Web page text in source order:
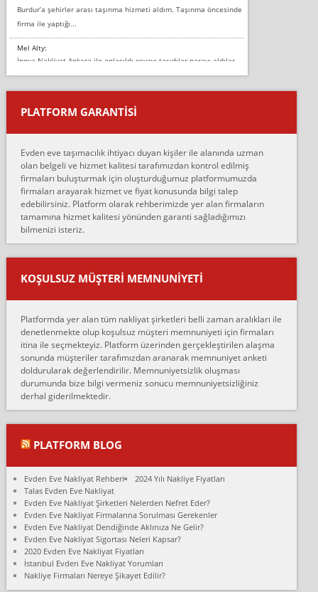
Burdur’a şehirler arası taşınma hizmeti aldım. Taşınma öncesinde
firma ile yaptığı...
Mel Alty:
İnova Nakliyat Ankara ile anlaşıldı eşyayı taşıdılar parayı aldılar.
Salon duvarına bir baktım birisi boydan alüminyum renkli bantı
yapıştırm...
Murat:
çalıştıklarını, müş...
Ahmet:
Lüleburgaz güngünes evden eve naklyat eşyalarımı taşımak için
anlaştık sabah eve geldiklerinde de eşyalarımı düzgün şekilde
sarcaz demelerine r...
mehmet güldü:
Ankara ALİCANLAR NAKLİYAT Tutarsız ve ticari ahlak problemleri
var verdikleri fiyat teklifini arttırdılar. Sonrasında taşıma gününde
oldukça tutarsı...
Ankara Alicanlar naklyat tel 5465524025. 2600 TL'ye ankaradan
Konya ya Alicanlar naklyat la anlaştık bu şahıs evin taşınacağı gün
fiyatın mazoto gele...
Fatih kokmese:
Diyarbakır dan eşyamı getirtmek için anlaştım sözleşme yaptım.
Son anda fiyat artırdılar.. mecburiyetten tasittim.. bu kişiler ağrılı
Ali:
olduk. Asansörlü dediler sonra uraya asansör kurulmaz dediler
fark istediler. ortada asa...
Nimet:
Ben 2021 Ağustos ilk haftası Evimi taşıdım yani İstanbul'un bir
Mahallesi'nden bir başka Mahallesi'ne yani Ümraniye bölgesinde
oturuyorum önceleri ara...
Nimet Köse:
Merhaba ben 2021 Ağustos ilk haftası evimi Ümraniye'den Çok
PLATFORM GARANTİSİ
Evden eve taşımacılık ihtiyacı duyan kişiler ile alanında uzman
olan belgeli ve hizmet kalitesi tarafımızdan kontrol edilmiş
firmaları buluşturmak için oluşturduğumuz platformumuzda
firmaları arayarak hizmet ve fiyat konusunda bilgi talep
edebilirsiniz. Platform olarak rehberimizde yer alan firmaların
tamamına hizmet kalitesi yönünden garanti sağladığımızı
bilmenizi isteriz.
KOŞULSUZ MÜŞTERI MEMNUNIYETI
Platformda yer alan tüm nakliyat şirketleri belli zaman aralıkları ile
denetlenmekte olup koşulsuz müşteri memnuniyeti için firmaları
itina ile seçmekteyiz. Platform üzerinden gerçekleştirilen alaşma
sonunda müşteriler tarafımızdan aranarak memnuniyet anketi
doldurularak değerlendirilir. Memnuniyetsizlik oluşması
durumunda bize bilgi vermeniz sonucu memnuniyetsizliğiniz
derhal giderilmektedir.
PLATFORM BLOG
Evden Eve Nakliyat Rehberi
2024 Yılı Nakliye Fiyatları
Talas Evden Eve Nakliyat
Evden Eve Nakliyat Şirketleri Nelerden Nefret Eder?
Evden Eve Nakliyat Firmalarına Sorulması Gerekenler
Evden Eve Nakliyat Dendiğinde Aklınıza Ne Gelir?
Evden Eve Nakliyat Sigortası Neleri Kapsar?
2020 Evden Eve Nakliyat Fiyatları
İstanbul Evden Eve Nakliyat Yorumları
Nakliye Firmaları Nereye Şikayet Edilir?